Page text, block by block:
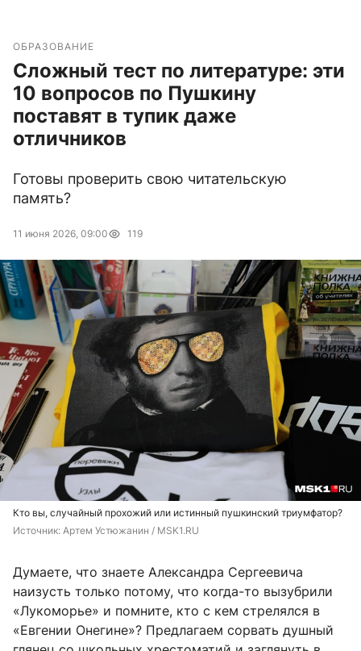
ОБРАЗОВАНИЕ
Сложный тест по литературе: эти
10 вопросов по Пушкину
поставят в тупик даже
отличников
Готовы проверить свою читательскую
память?
11 июня 2026, 09:00 119
Кто вы, случайный прохожий или истинный пушкинский триумфатор?
Источник: Артем Устюжанин / MSK1.RU
Думаете, что знаете Александра Сергеевича
наизусть только потому, что когда-то вызубрили
«Лукоморье» и помните, кто с кем стрелялся в
«Евгении Онегине»? Предлагаем сорвать душный